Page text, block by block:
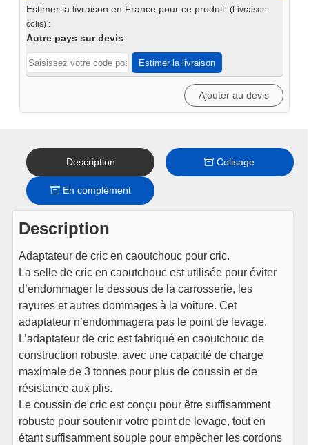
pour
crémaillère
3T
2pc
Estimer la livraison en France pour ce produit. (Livraison
colis) :
Autre pays sur devis
Estimer la livraison
Ajouter au devis
Description Colisage
En complément
Description
Adaptateur de cric en caoutchouc pour cric.
La selle de cric en caoutchouc est utilisée pour éviter
d’endommager le dessous de la carrosserie, les
rayures et autres dommages à la voiture. Cet
adaptateur n’endommagera pas le point de levage.
L’adaptateur de cric est fabriqué en caoutchouc de
construction robuste, avec une capacité de charge
maximale de 3 tonnes pour plus de coussin et de
résistance aux plis.
Le coussin de cric est conçu pour être suffisamment
robuste pour soutenir votre point de levage, tout en
étant suffisamment souple pour empêcher les cordons